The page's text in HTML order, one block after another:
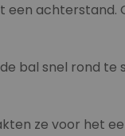
een achterstand.
bal snel rond te
ze voor het